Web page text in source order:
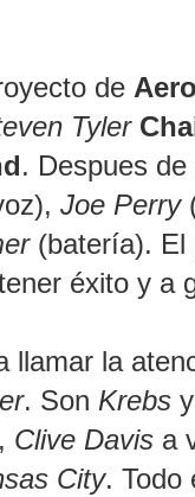
de
Tyler
. Despues
Joe Perry
(batería). El
éxito y a
llamar la
. Son Krebs y
, Clive Davis a
City. Todo